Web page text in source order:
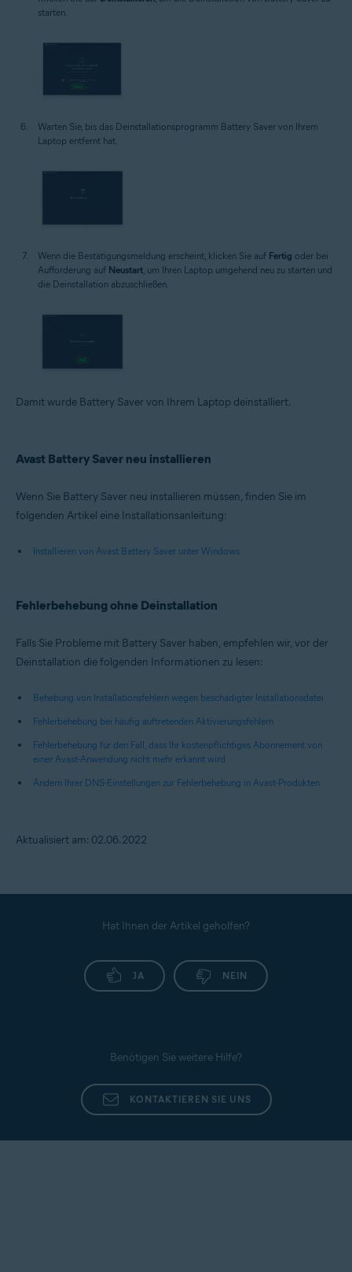
starten.
Warten Sie, bis das Deinstallationsprogramm Battery Saver von Ihrem
Laptop entfernt hat.
Wenn die Bestätigungsmeldung erscheint, klicken Sie auf Fertig oder bei
Aufforderung auf Neustart, um Ihren Laptop umgehend neu zu starten und
die Deinstallation abzuschließen.
Damit wurde Battery Saver von Ihrem Laptop deinstalliert.
Avast Battery Saver neu installieren
Wenn Sie Battery Saver neu installieren müssen, finden Sie im
folgenden Artikel eine Installationsanleitung:
Installieren von Avast Battery Saver unter Windows
Fehlerbehebung ohne Deinstallation
Falls Sie Probleme mit Battery Saver haben, empfehlen wir, vor der
Deinstallation die folgenden Informationen zu lesen:
Behebung von Installationsfehlern wegen beschädigter Installationsdatei
Fehlerbehebung bei häufig auftretenden Aktivierungsfehlern
Fehlerbehebung für den Fall, dass Ihr kostenpflichtiges Abonnement von
einer Avast-Anwendung nicht mehr erkannt wird
Ändern Ihrer DNS-Einstellungen zur Fehlerbehebung in Avast-Produkten
Aktualisiert am: 02.06.2022
Hat Ihnen der Artikel geholfen?
JA NEIN
Benötigen Sie weitere Hilfe?
KONTAKTIEREN SIE UNS